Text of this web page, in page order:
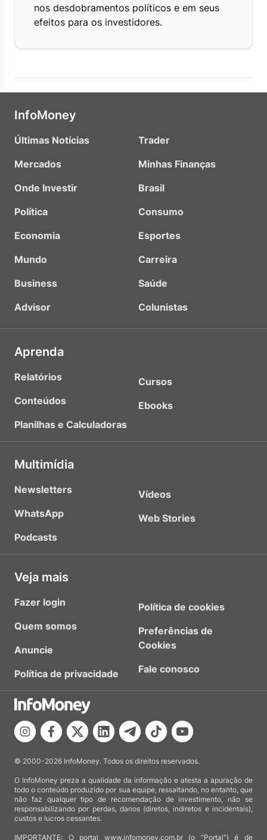
nos desdobramentos políticos e em seus
efeitos para os investidores.
InfoMoney
Últimas Notícias
Mercados
Onde Investir
Política
Economia
Mundo
Business
Advisor
Trader
Minhas Finanças
Brasil
Consumo
Esportes
Carreira
Saúde
Colunistas
Aprenda
Relatórios
Conteúdos
Planilhas e Calculadoras
Cursos
Ebooks
Multimídia
Newsletters
WhatsApp
Podcasts
Vídeos
Web Stories
Veja mais
Fazer login
Quem somos
Anuncie
Política de privacidade
Política de cookies
Preferências de
Cookies
Fale conosco
© 2000-2026 InfoMoney. Todos os direitos reservados.
O InfoMoney preza a qualidade da informação e atesta a apuração de
todo o conteúdo produzido por sua equipe, ressaltando, no entanto, que
não faz qualquer tipo de recomendação de investimento, não se
responsabilizando por perdas, danos (diretos, indiretos e incidentais),
custos e lucros cessantes.
IMPORTANTE: O portal www.infomoney.com.br (o "Portal") é de